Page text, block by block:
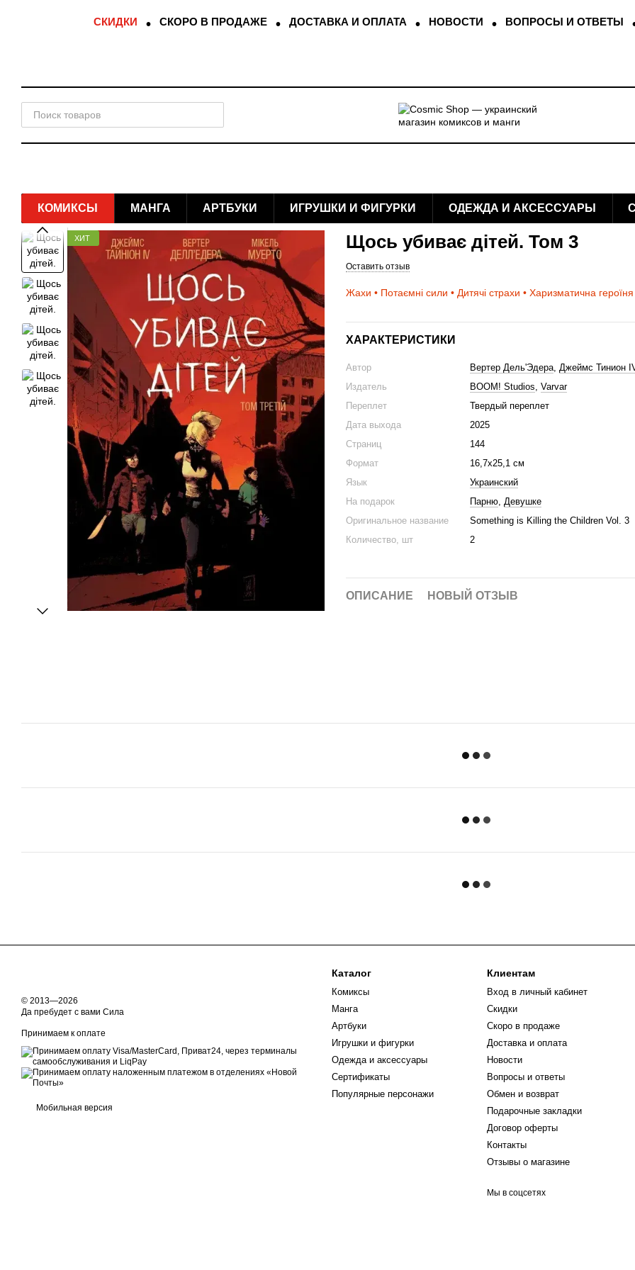
СКИДКИ СКОРО В ПРОДАЖЕ ДОСТАВКА И ОПЛАТА НОВОСТИ ВОПРОСЫ И ОТВЕТЫ
КОМИКСЫ МАНГА АРТБУКИ ИГРУШКИ И ФИГУРКИ ОДЕЖДА И АКСЕССУАРЫ
ХИТ Щось убиває дітей. Том 3
Оставить отзыв
Жахи • Потаємні сили • Дитячі страхи • Харизматична героїня
ХАРАКТЕРИСТИКИ
Автор Вертер Дель'Эдера, Джеймс Тинион
Издатель
BOOM! Studios, Varvar
Переплет
Твердый переплет
Дата выхода
2025
Страниц
144
Формат
16,7x25,1 см
Язык
Украинский
На подарок
Парню, Девушке
Оригинальное название
Something is Killing the Children Vol. 3
Количество, шт
2
ОПИСАНИЕ НОВЫЙ ОТЗЫВ
© 2013—2026
Да пребудет с вами Сила
Принимаем к оплате
Мобильная версия
Каталог
Комиксы
Манга
Артбуки
Игрушки и фигурки
Одежда и аксессуары
Сертификаты
Популярные персонажи
Клиентам
Вход в личный кабинет
Скидки
Скоро в продаже
Доставка и оплата
Новости
Вопросы и ответы
Обмен и возврат
Подарочные закладки
Договор оферты
Контакты
Отзывы о магазине
Мы в соцсетях